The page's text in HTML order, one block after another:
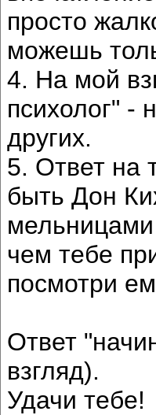
просто
можешь
4. На мой
психолог" -
других.
5. Ответ
быть Дон
мельницами
чем тебе
посмотри
Ответ
взгляд).
Удачи тебе!